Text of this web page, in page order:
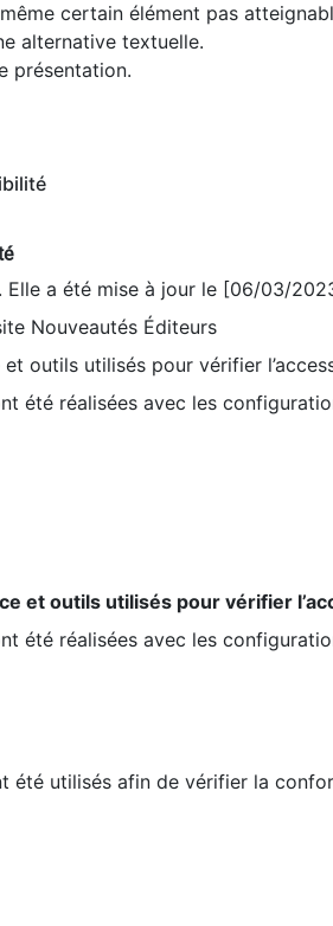
certain élément pas
alternative textuelle.
présentation.
a été mise à jour le [06/03/
Nouveautés Éditeurs
outils utilisés pour vérifier
été réalisées avec les
et outils utilisés pour vérifier
été réalisées avec les
utilisés afin de vérifier la